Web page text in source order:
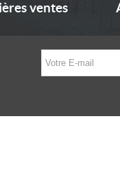
ventes